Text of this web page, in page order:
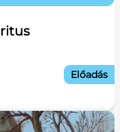
Előadás